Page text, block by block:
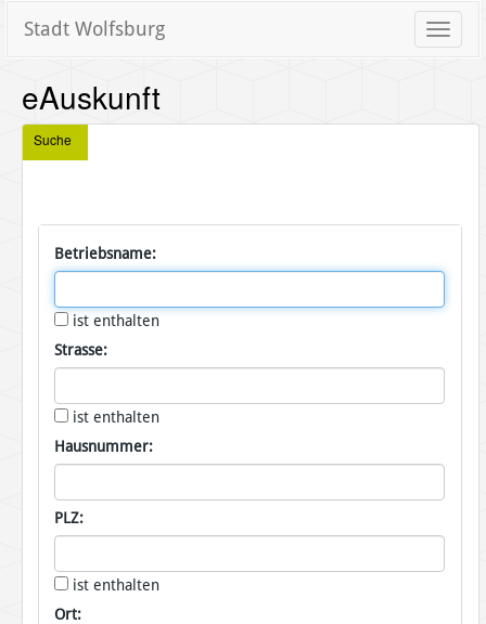
Toggle
Stadt Wolfsburg
eAuskunft
Suche
Betriebsname:
ist enthalten
Strasse:
ist enthalten
Hausnummer:
PLZ:
ist enthalten
Ort: